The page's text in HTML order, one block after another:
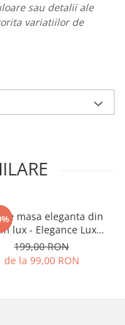
sau detalii ale
variatiilor de
de masa eleganta din
lux - Elegance Lux
(CREM)
199,00 RON
de la 99,00 RON